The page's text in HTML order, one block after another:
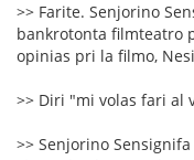
>> Farite. Senjorino
bankrotonta filmteatro
opinias pri la filmo,
>> Diri "mi volas fari al
>> Senjorino